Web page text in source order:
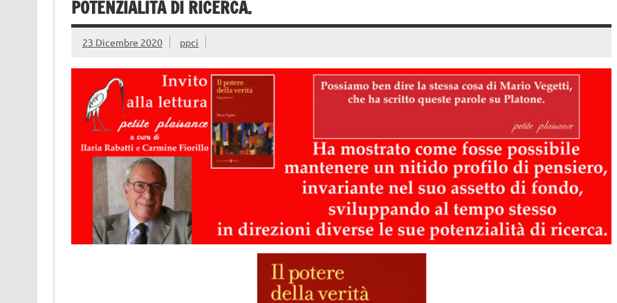
POTENZIALITÀ DI RICERCA.
23 Dicembre 2020 ppci